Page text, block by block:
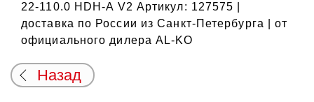
22-110.0 HDH-A V2 Артикул: 127575 |
доставка по России из Санкт-Петербурга | от
официального дилера AL-KO
Назад